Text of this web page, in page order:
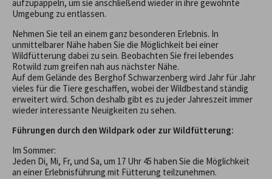
aufzupäppeln, um sie anschließend wieder in ihre gewohnte
Umgebung zu entlassen.
Nehmen Sie teil an einem ganz besonderen Erlebnis. In
unmittelbarer Nähe haben Sie die Möglichkeit bei einer
Wildfütterung dabei zu sein. Beobachten Sie frei lebendes
Rotwild zum greifen nah aus nächster Nähe.
Auf dem Gelände des Berghof Schwarzenberg wird Jahr für Jahr
vieles für die Tiere geschaffen, wobei der Wildbestand ständig
erweitert wird. Schon deshalb gibt es zu jeder Jahreszeit immer
wieder interessante Neuigkeiten zu sehen.
Führungen durch den Wildpark oder zur Wildfütterung:
Im Sommer:
Jeden Di, Mi, Fr, und Sa, um 17 Uhr 45 haben Sie die Möglichkeit
an einer Erlebnisführung mit Fütterung teilzunehmen.